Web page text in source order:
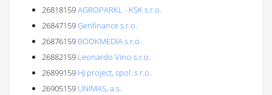
26818159AGROPARKL - KSK s.r.o.
26847159Genfinance s.r.o.
26876159 BOOKMEDIA s.r.o.
26882159 Leonardo Vinci s.r.o.
26899159 HJ project, spol. s r.o.
26905159 UNIMAS, a.s.